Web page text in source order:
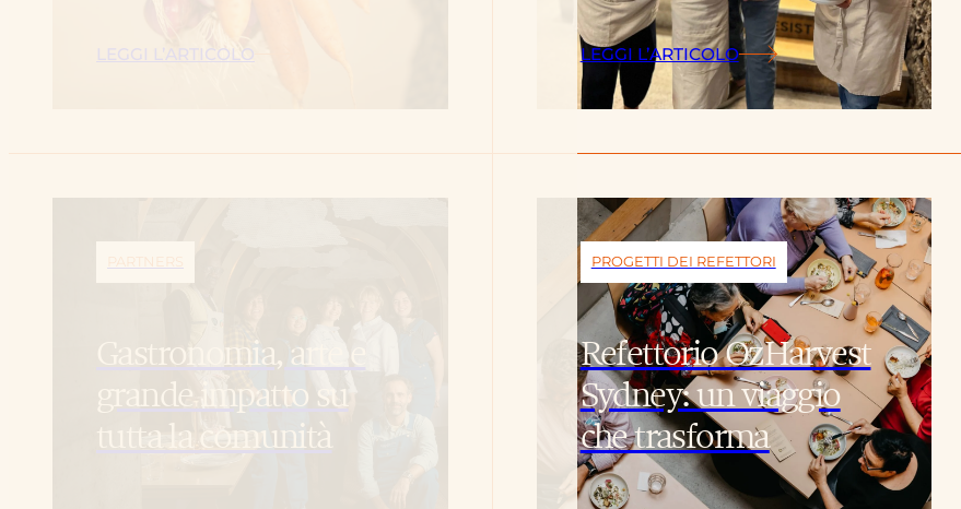
LEGGI L’ARTICOLO LEGGI L’ARTICOLO
PARTNERS
Gastronomia, arte e
grande impatto su
tutta la comunità
PROGETTI DEI REFETTORI
Refettorio OzHarvest
Sydney: un viaggio
che trasforma